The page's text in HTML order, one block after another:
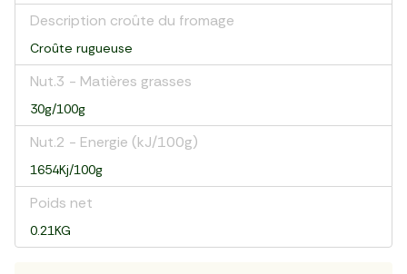
Description croûte du fromage
Croûte rugueuse
Nut.3 - Matières grasses
30g/100g
Nut.2 - Energie (kJ/100g)
1654Kj/100g
Poids net
0.21KG